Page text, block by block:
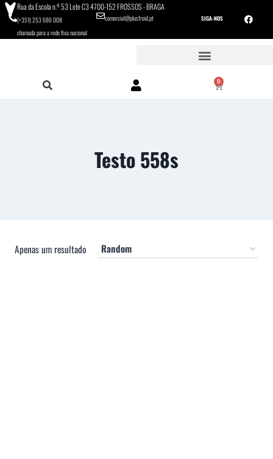
Rua da Escola n.º 53 Lote C3 4700-152 FROSSOS - BRAGA
(+351) 253 686 008
chamada para a rede fixa nacional
comercial@plusfroid.pt SIGA-NOS
0
Testo 558s
Apenas um resultado